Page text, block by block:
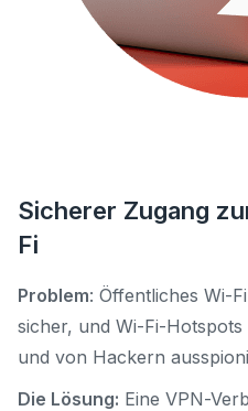
Sicherer Zugang
Fi
Problem: Öffentliches Wi-
sicher, und Wi-Fi-
und von Hackern
Die Lösung: Eine VPN-